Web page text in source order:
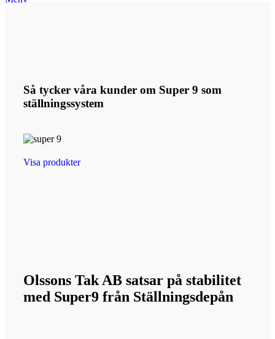
Så tycker våra kunder om Super 9 som
ställningssystem
Visa produkter
Olssons Tak AB satsar på stabilitet
med Super9 från Ställningsdepån